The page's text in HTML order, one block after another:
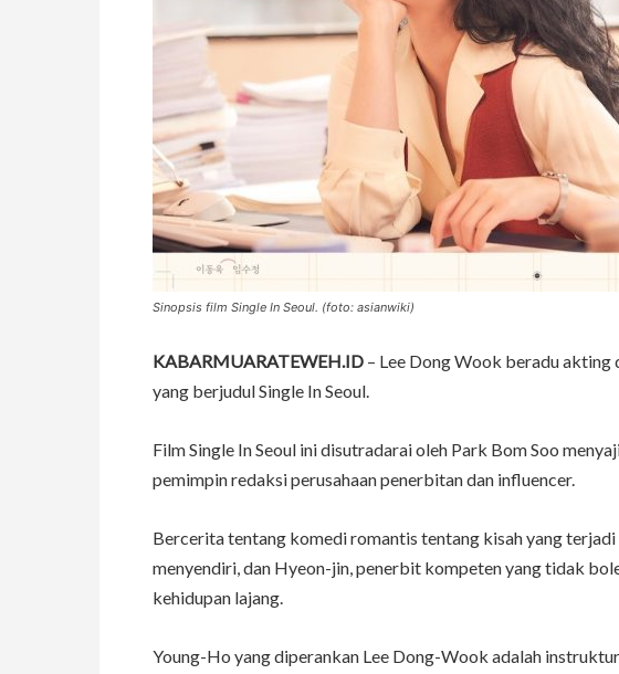
Sinopsis film Single In Seoul. (foto: asianwiki)
KABARMUARATEWEH.ID – Lee Dong Wook beradu akting
yang berjudul Single In Seoul.
Film Single In Seoul ini disutradarai oleh Park Bom Soo
pemimpin redaksi perusahaan penerbitan dan influencer.
Bercerita tentang komedi romantis tentang kisah yang
menyendiri, dan Hyeon-jin, penerbit kompeten yang tidak
kehidupan lajang.
Young-Ho yang diperankan Lee Dong-Wook adalah